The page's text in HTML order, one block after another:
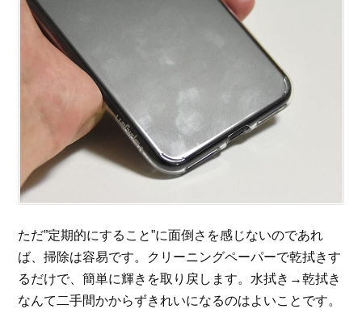
ただ”定期的にすること”に面倒さを感じないのであれ
ば、掃除は容易です。クリーニングペーパーで乾拭きす
るだけで、簡単に輝きを取り戻します。水拭き→乾拭き
なんて二手間かからずきれいになるのはよいことです。